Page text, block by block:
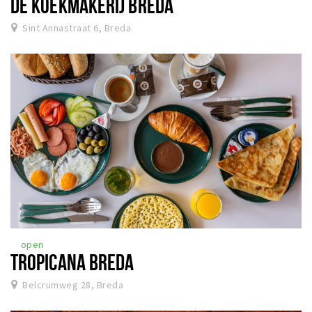
DE KOEKMAKERIJ BREDA
Sint Annastraat 6, Breda
open
TROPICANA BREDA
Belcrumweg 28, Breda